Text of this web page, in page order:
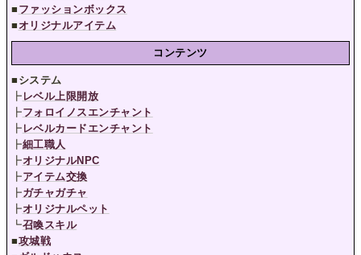
■ ファッションボックス
■オリジナルアイテム
コンテンツ
■ システム
┣ レベル上限開放
┣フォロイノスエンチャント
┣ レベルカードエンチャント
┣細工職人
┣オリジナルNPC
┣アイテム交換
┣ガチャガチャ
┣オリジナルペット
┗召喚スキル
■攻城戦